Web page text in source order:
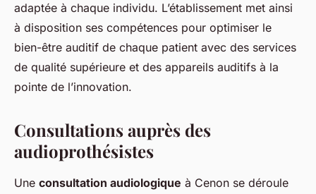
adaptée à chaque individu. L’établissement met ainsi
à disposition ses compétences pour optimiser le
bien-être auditif de chaque patient avec des services
de qualité supérieure et des appareils auditifs à la
pointe de l’innovation.
Consultations auprès des
audioprothésistes
Une consultation audiologique à Cenon se déroule